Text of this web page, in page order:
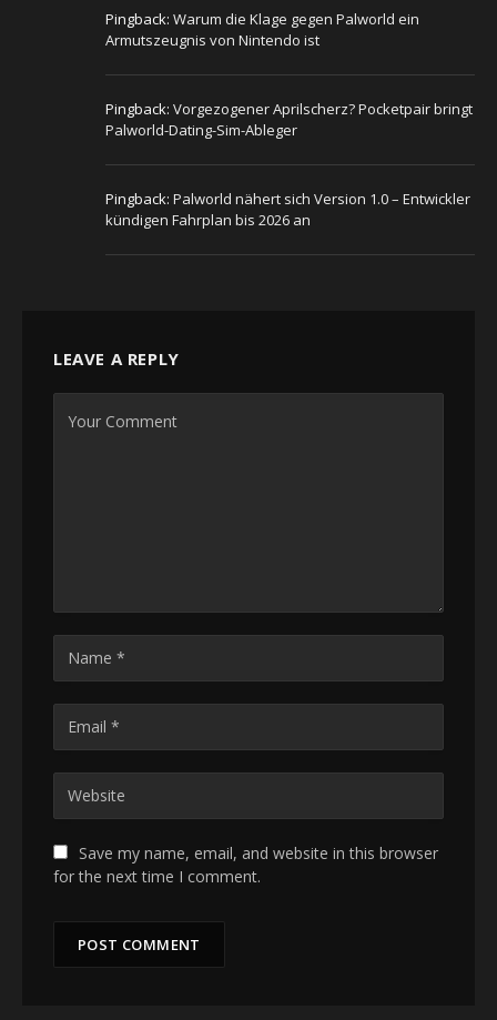
Pingback: Warum die Klage gegen Palworld ein
Armutszeugnis von Nintendo ist
Pingback: Vorgezogener Aprilscherz? Pocketpair bringt
Palworld-Dating-Sim-Ableger
Pingback: Palworld nähert sich Version 1.0 – Entwickler
kündigen Fahrplan bis 2026 an
LEAVE A REPLY
Save my name, email, and website in this browser
for the next time I comment.